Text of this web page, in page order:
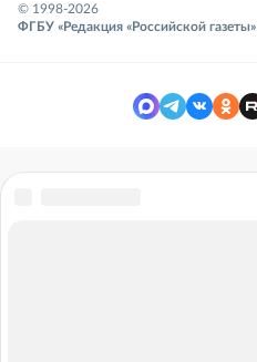
© 1998-2026
ФГБУ «Редакция «Российской газеты»